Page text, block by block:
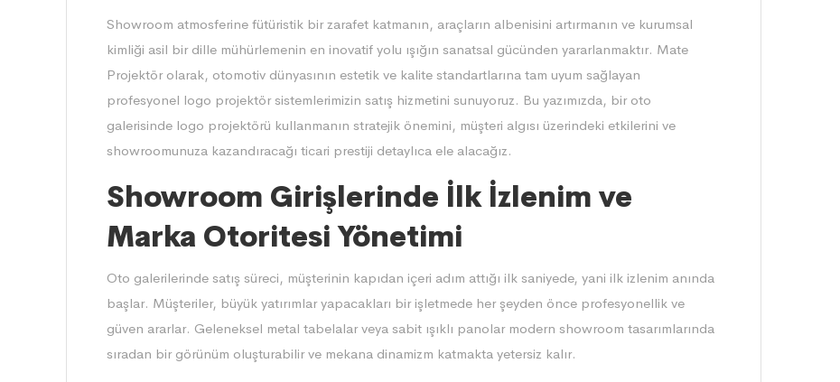
Showroom atmosferine fütüristik bir zarafet katmanın, araçların albenisini artırmanın ve kurumsal
kimliği asil bir dille mühürlemenin en inovatif yolu ışığın sanatsal gücünden yararlanmaktır. Mate
Projektörolarak, otomotiv dünyasının estetik ve kalite standartlarına tam uyum sağlayan
profesyonel logo projektör sistemlerimizin satış hizmetini sunuyoruz. Bu yazımızda, bir oto
galerisinde logo projektörü kullanmanın stratejik önemini, müşteri algısı üzerindeki etkilerini ve
showroomunuza kazandıracağı ticari prestiji detaylıca ele alacağız.
Showroom Girişlerinde İlk İzlenim ve
Marka Otoritesi Yönetimi
Oto galerilerinde satış süreci, müşterinin kapıdan içeri adım attığı ilk saniyede, yani ilk izlenim anında
başlar. Müşteriler, büyük yatırımlar yapacakları bir işletmede her şeyden önce profesyonellik ve
güven ararlar. Geleneksel metal tabelalar veya sabit ışıklı panolar modern showroom tasarımlarında
sıradan bir görünüm oluşturabilir ve mekana dinamizm katmakta yetersiz kalır.